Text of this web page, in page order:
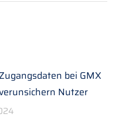
bei GMX
Nutzer